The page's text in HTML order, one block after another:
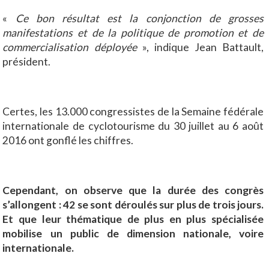
«
Ce bon résultat est la conjonction de grosses
manifestations et de la politique de promotion et de
commercialisation déployée», indique Jean Battault,
président.
Certes, les 13.000 congressistes de la Semaine fédérale
internationale de cyclotourisme du 30 juillet au 6 août
2016 ont gonflé les chiffres.
Cependant, on observe que la durée des congrès
s’allongent : 42 se sont déroulés sur plus de trois jours.
Et que leur thématique de plus en plus spécialisée
mobilise un public de dimension nationale, voire
internationale.